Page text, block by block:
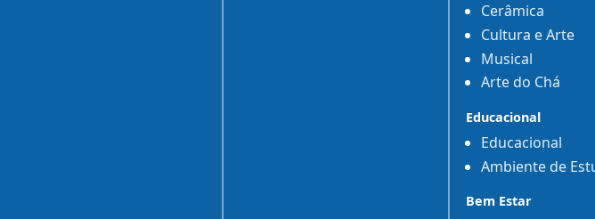
Cerâmica
Cultura e Arte
Musical
Arte do Chá
Educacional
Educacional
Ambiente de
Bem Estar